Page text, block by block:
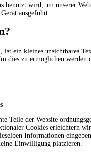
benutzt wird, um unserer
ausgeführt.
ist ein kleines unsichtbares
dies zu ermöglichen
Teile der Website
Cookies erleichtern
Informationen
Einwilligung platzieren.